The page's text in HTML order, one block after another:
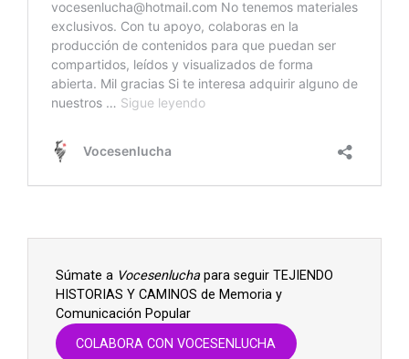
Súmate a Vocesenluchapara seguir TEJIENDO
HISTORIAS Y CAMINOS de Memoria y
Comunicación Popular
COLABORA CON VOCESENLUCHA